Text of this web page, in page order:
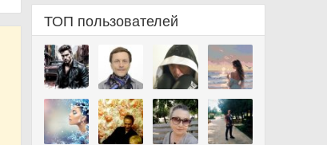
ТОП пользователей